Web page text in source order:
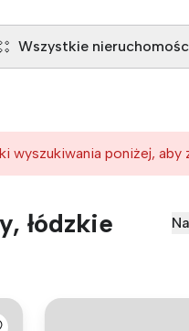
Wszystkie
wyszukiwania poniżej,
łódzkie